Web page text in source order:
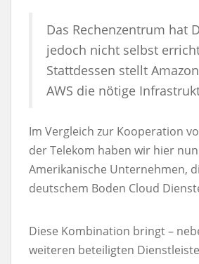
Das Rechenzentrum hat
jedoch nicht selbst
Stattdessen stellt
AWS die nötige
Im Vergleich zur Kooperation
der Telekom haben wir hier nun
Amerikanische Unternehmen,
deutschem Boden Cloud
Diese Kombination bringt –
weiteren beteiligten